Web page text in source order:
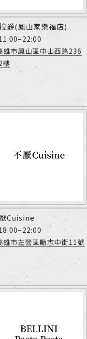
爵(鳳山家樂福店)
雄市鳳山區中山西路236
樓
Cuisine
雄市左營區勵志中街11號